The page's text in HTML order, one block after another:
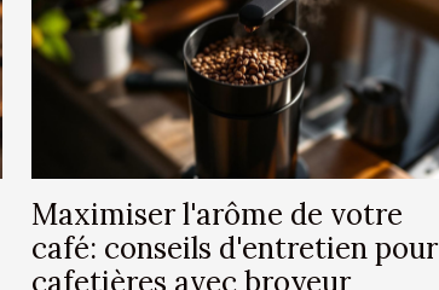
Maximiser l'arôme de votre
café: conseils d'entretien pour
cafetières avec broyeur